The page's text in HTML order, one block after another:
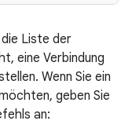
Liste der
eine Verbindung
Wenn Sie ein
geben Sie
an: